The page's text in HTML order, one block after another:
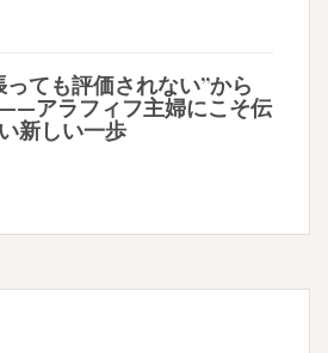
っても評価されない”から
アラフィフ主婦にこそ伝
新しい一歩